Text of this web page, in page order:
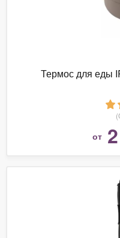
Термос для еды
от